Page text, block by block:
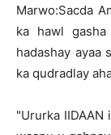
Marwo:Sacda
ka hawl
hadashay ayaa
ka qudradlay
"Ururka IIDAAN